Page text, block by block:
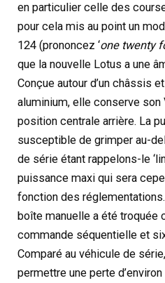
en particulier celle des
pour cela mis au point un
124 (prononcez ‘one twenty
que la nouvelle Lotus a une
Conçue autour d’un châssis
aluminium, elle conserve son
position centrale arrière. La
susceptible de grimper au-
de série étant rappelons-le
puissance maxi qui sera
fonction des
boîte manuelle a été troquée
commande séquentielle et
Comparé au véhicule de
permettre une perte